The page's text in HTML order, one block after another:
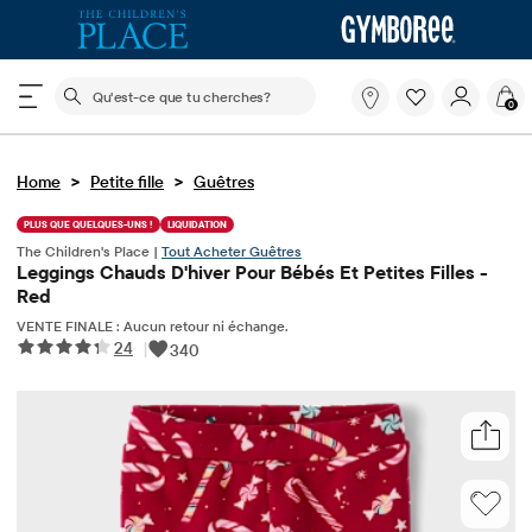
Le champ de recherche ci-dessous filtre les
Qu'est-
que
0
Home > Petite fille > Guêtres
PLUS QUE QUELQUES-UNS ! LIQUIDATION
The Children's Place | Tout Acheter Guêtres
Leggings Chauds D'hiver Pour Bébés Et Petites Filles -
Red
VENTE FINALE : Aucun retour ni échange.
24 | 340